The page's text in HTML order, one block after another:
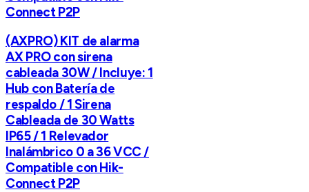
Connect P2P
(AXPRO) KIT de alarma
AX PRO con sirena
cableada 30W / Incluye: 1
Hub con Batería de
respaldo / 1 Sirena
Cableada de 30 Watts
IP65 / 1 Relevador
Inalámbrico 0 a 36 VCC /
Compatible con Hik-
Connect P2P